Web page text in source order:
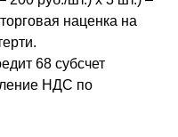
наценка на
68 субсчет
НДС по